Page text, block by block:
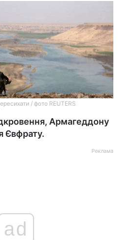
/ фото REUTERS
Армагеддону
Євфрату.
Реклама
ad